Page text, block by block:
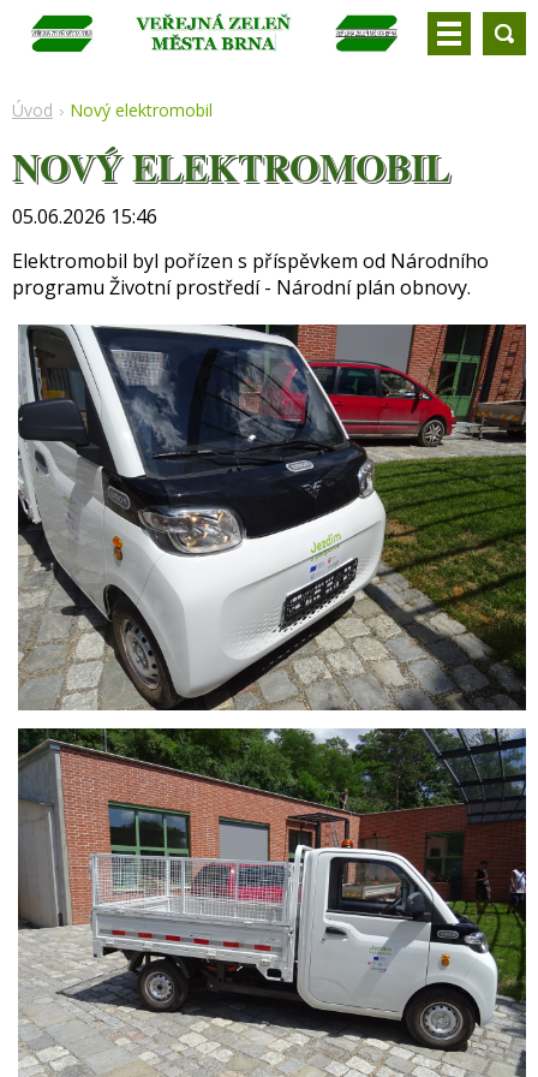
Úvod Nový elektromobil
NOVÝ ELEKTROMOBIL
05.06.2026 15:46
Elektromobil byl pořízen s příspěvkem od Národního
programu Životní prostředí - Národní plán obnovy.